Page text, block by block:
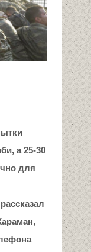
а 25-30
для